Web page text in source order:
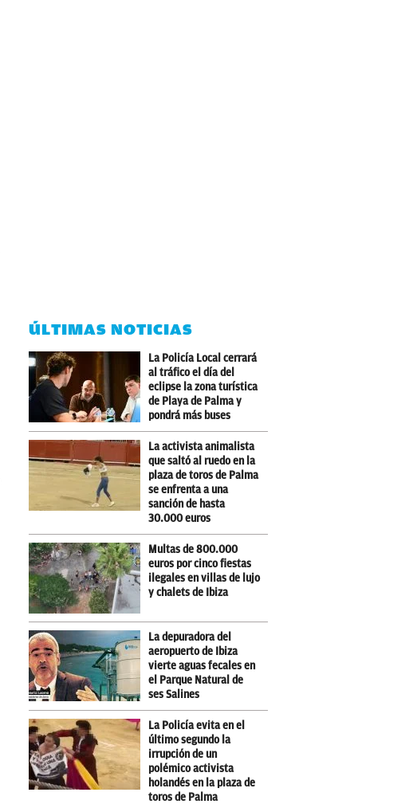
ÚLTIMAS NOTICIAS
La Policía Local cerrará
al tráfico el día del
eclipse la zona turística
de Playa de Palma y
pondrá más buses
La activista animalista
que saltó al ruedo en la
plaza de toros de Palma
se enfrenta a una
sanción de hasta
30.000 euros
Multas de 800.000
euros por cinco fiestas
ilegales en villas de lujo
y chalets de Ibiza
La depuradora del
aeropuerto de Ibiza
vierte aguas fecales en
el Parque Natural de
ses Salines
La Policía evita en el
último segundo la
irrupción de un
polémico activista
holandés en la plaza de
toros de Palma